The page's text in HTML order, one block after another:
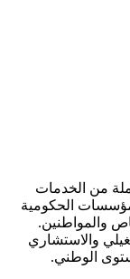
من الخدمات
الحكومية
والمواطنين.
والاستشاري
الوطني.